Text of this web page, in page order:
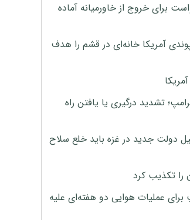
برای خروج از خاورمیانه آماده
بمب ۲۰۰۰ پوندی آمریکا خانه‌ای در قشم را هدف
تشدید درگیری یا یافتن راه
دولت جدید در غزه باید خلع سلاح
را تکذیب کرد
برای عملیات هوایی دو هفته‌ای علیه